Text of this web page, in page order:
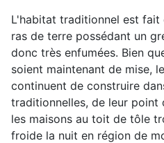
L'habitat traditionnel est fait
ras de terre possédant un
donc très enfumées. Bien
soient maintenant de mise,
continuent de construire
traditionnelles, de leur point
les maisons au toit de tôle
froide la nuit en région de